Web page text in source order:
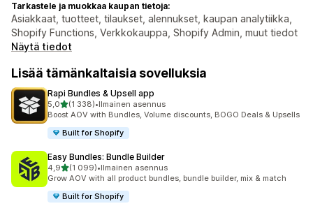
Tarkastele ja muokkaa kaupan tietoja:
Asiakkaat, tuotteet, tilaukset, alennukset, kaupan analytiikka,
Shopify Functions, Verkkokauppa, Shopify Admin, muut tiedot
Näytä tiedot
Lisää tämänkaltaisia sovelluksia
Rapi Bundles & Upsell app
5,0/ 5 tähteä
(1 338)
1338 arvostelua yhteensä
•Ilmainen asennus
Boost AOV with Bundles, Volume discounts, BOGO Deals & Upsells
Built for Shopify
Easy Bundles: Bundle Builder
4,9/ 5 tähteä
(1 099)
1099 arvostelua yhteensä
•Ilmainen asennus
Grow AOV with all product bundles, bundle builder, mix & match
Built for Shopify